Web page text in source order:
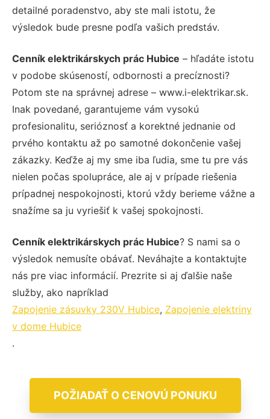
detailné poradenstvo, aby ste mali istotu, že
výsledok bude presne podľa vašich predstáv.
Cenník elektrikárskych prác Hubice – hľadáte istotu
v podobe skúseností, odbornosti a precíznosti?
Potom ste na správnej adrese – www.i-elektrikar.sk.
Inak povedané, garantujeme vám vysokú
profesionalitu, serióznosť a korektné jednanie od
prvého kontaktu až po samotné dokončenie vašej
zákazky. Keďže aj my sme iba ľudia, sme tu pre vás
nielen počas spolupráce, ale aj v prípade riešenia
prípadnej nespokojnosti, ktorú vždy berieme vážne a
snažíme sa ju vyriešiť k vašej spokojnosti.
Cenník elektrikárskych prác Hubice? S nami sa o
výsledok nemusíte obávať. Neváhajte a kontaktujte
nás pre viac informácií. Prezrite si aj ďalšie naše
služby, ako napríklad
Zapojenie zásuvky 230V Hubice, Zapojenie elektriny
v dome Hubice
.
POŽIADAŤ O CENOVÚ PONUKU